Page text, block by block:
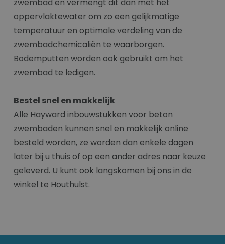
zwembad en vermengt dit dan met het
oppervlaktewater om zo een gelijkmatige
temperatuur en optimale verdeling van de
zwembadchemicaliën te waarborgen.
Bodemputten worden ook gebruikt om het
zwembad te ledigen.
Bestel snel en makkelijk
Alle Hayward inbouwstukken voor beton
zwembaden kunnen snel en makkelijk online
besteld worden, ze worden dan enkele dagen
later bij u thuis of op een ander adres naar keuze
geleverd. U kunt ook langskomen bij ons in de
winkel te Houthulst.